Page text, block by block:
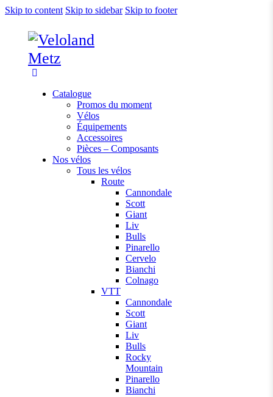
Skip to content Skip to sidebar Skip to footer
Catalogue
Promos du moment
Vélos
Équipements
Accessoires
Pièces – Composants
Nos vélos
Tous les vélos
Route
Cannondale
Scott
Giant
Liv
Bulls
Pinarello
Cervelo
Bianchi
Colnago
VTT
Cannondale
Scott
Giant
Liv
Bulls
Rocky
Mountain
Pinarello
Bianchi